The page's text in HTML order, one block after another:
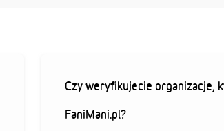
Czy weryfikujecie organizacje,
FaniMani.pl?